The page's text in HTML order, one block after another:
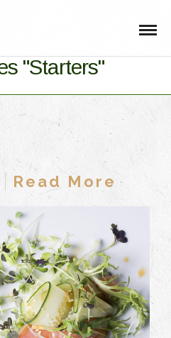
"Starters"
Read More